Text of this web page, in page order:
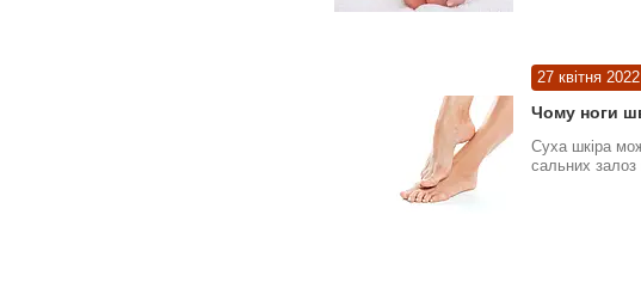
27 квітня 2022
Чому ноги
Суха шкіра
сальних залоз